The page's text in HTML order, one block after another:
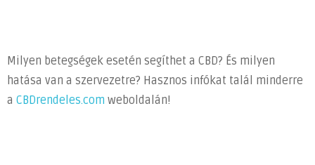
Milyen betegségek esetén segíthet a CBD? És milyen
hatása van a szervezetre? Hasznos infókat talál minderre
a CBDrendeles.com weboldalán!